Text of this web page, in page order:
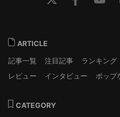
ARTICLE
記事一覧
注目記事 ランキング
レビュー
インタビュー ポップ
CATEGORY